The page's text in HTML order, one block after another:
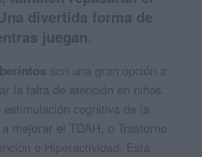
divertida forma de
juegan.
son una gran opción a
la falta de atención en niños.
estimulación cognitiva de la
mejorar el TDAH, o Trastorno
e Hiperactividad. Esta